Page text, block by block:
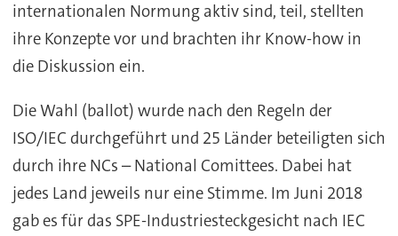
internationalen Normung aktiv sind, teil, stellten
ihre Konzepte vor und brachten ihr Know-how in
die Diskussion ein.
Die Wahl (ballot) wurde nach den Regeln der
ISO/IEC durchgeführt und 25 Länder beteiligten sich
durch ihre NCs – National Comittees. Dabei hat
jedes Land jeweils nur eine Stimme. Im Juni 2018
gab es für das SPE-Industriesteckgesicht nach IEC